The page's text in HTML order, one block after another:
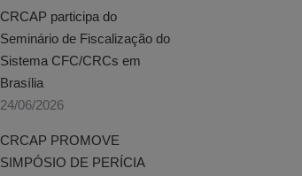
CRCAP participa do
Seminário de Fiscalização do
Sistema CFC/CRCs em
Brasília
24/06/2026
CRCAP PROMOVE
SIMPÓSIO DE PERÍCIA